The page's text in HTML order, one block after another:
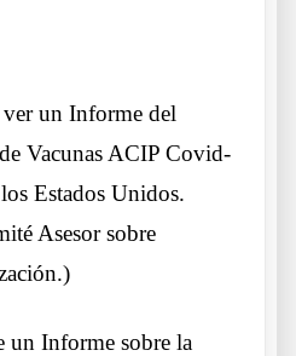
un Informe del
Vacunas ACIP Covid-
Estados Unidos.
Asesor sobre
un Informe sobre la